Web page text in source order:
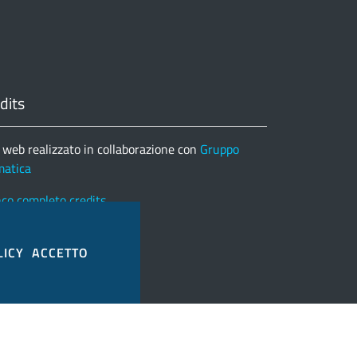
realizzato in collaborazione con Gruppo
completo credits
ACCETTO